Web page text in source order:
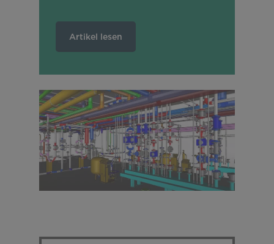
Inbetriebnahme,
Probebetrieb und
Artikel lesen